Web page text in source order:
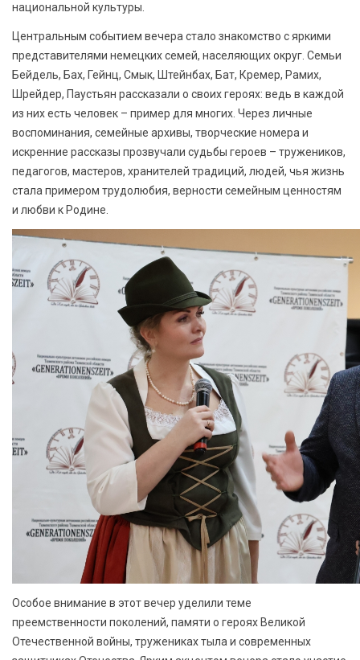
национальной культуры.
Центральным событием вечера стало знакомство с яркими
представителями немецких семей, населяющих округ. Семьи
Бейдель, Бах, Гейнц, Смык, Штейнбах, Бат, Кремер, Рамих,
Шрейдер, Паустьян рассказали о своих героях: ведь в каждой
из них есть человек – пример для многих. Через личные
воспоминания, семейные архивы, творческие номера и
искренние рассказы прозвучали судьбы героев – тружеников,
педагогов, мастеров, хранителей традиций, людей, чья жизнь
стала примером трудолюбия, верности семейным ценностям
и любви к Родине.
Особое внимание в этот вечер уделили теме
преемственности поколений, памяти о героях Великой
Отечественной войны, тружениках тыла и современных